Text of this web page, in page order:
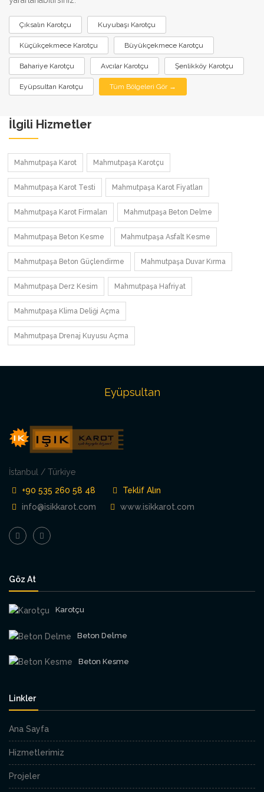
Çıksalın Karotçu Kuyubaşı Karotçu
Küçükçekmece Karotçu Büyükçekmece Karotçu
Bahariye Karotçu Avcılar Karotçu Şenlikköy Karotçu
Eyüpsultan Karotçu Tüm Bölgeleri Gör →
İlgili Hizmetler
Mahmutpaşa Karot Mahmutpaşa Karotçu
Mahmutpaşa Karot Testi Mahmutpaşa Karot Fiyatları
Mahmutpaşa Karot Firmaları Mahmutpaşa Beton Delme
Mahmutpaşa Beton Kesme Mahmutpaşa Asfalt Kesme
Mahmutpaşa Beton Güçlendirme Mahmutpaşa Duvar Kırma
Mahmutpaşa Derz Kesim Mahmutpaşa Hafriyat
Mahmutpaşa Klima Deliği Açma
Mahmutpaşa Drenaj Kuyusu Açma
Eyüpsultan
İstanbul / Türkiye
+90 535 260 58 48
Teklif Alın
info@isikkarot.com
www.isikkarot.com
Göz At
Karotçu
Beton Delme
Beton Kesme
Linkler
Ana Sayfa
Hizmetlerimiz
Projeler